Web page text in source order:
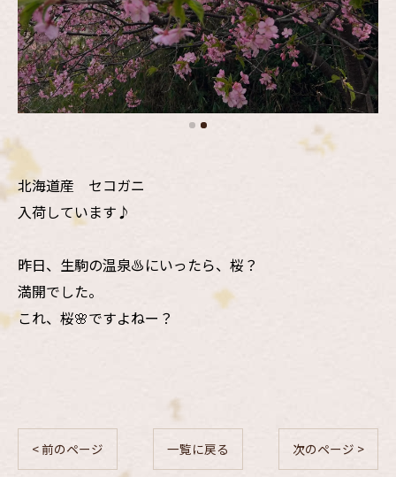
北海道産 セコガニ
入荷しています♪
昨日、生駒の温泉♨️にいったら、桜？
満開でした。
これ、桜🌸ですよねー？
< 前のページ 一覧に戻る 次のページ >